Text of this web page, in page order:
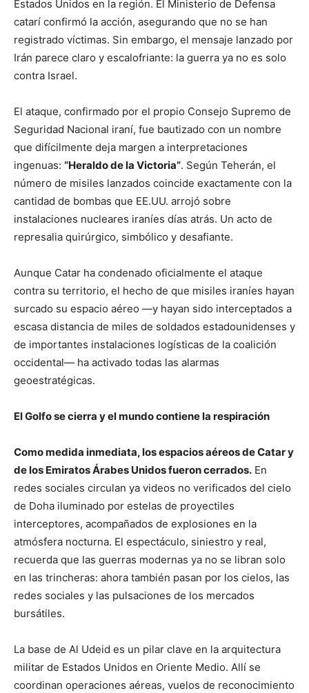
Estados Unidos en la región. El Ministerio de Defensa
catarí confirmó la acción, asegurando que no se han
registrado víctimas. Sin embargo, el mensaje lanzado por
Irán parece claro y escalofriante: la guerra ya no es solo
contra Israel.
El ataque, confirmado por el propio Consejo Supremo de
Seguridad Nacional iraní, fue bautizado con un nombre
que difícilmente deja margen a interpretaciones
ingenuas: “Heraldo de la Victoria”. Según Teherán, el
número de misiles lanzados coincide exactamente con la
cantidad de bombas que EE.UU. arrojó sobre
instalaciones nucleares iraníes días atrás. Un acto de
represalia quirúrgico, simbólico y desafiante.
Aunque Catar ha condenado oficialmente el ataque
contra su territorio, el hecho de que misiles iraníes hayan
surcado su espacio aéreo —y hayan sido interceptados a
escasa distancia de miles de soldados estadounidenses y
de importantes instalaciones logísticas de la coalición
occidental— ha activado todas las alarmas
geoestratégicas.
El Golfo se cierra y el mundo contiene la respiración
Como medida inmediata, los espacios aéreos de Catar y
de los Emiratos Árabes Unidos fueron cerrados. En
redes sociales circulan ya videos no verificados del cielo
de Doha iluminado por estelas de proyectiles
interceptores, acompañados de explosiones en la
atmósfera nocturna. El espectáculo, siniestro y real,
recuerda que las guerras modernas ya no se libran solo
en las trincheras: ahora también pasan por los cielos, las
redes sociales y las pulsaciones de los mercados
bursátiles.
La base de Al Udeid es un pilar clave en la arquitectura
militar de Estados Unidos en Oriente Medio. Allí se
coordinan operaciones aéreas, vuelos de reconocimiento